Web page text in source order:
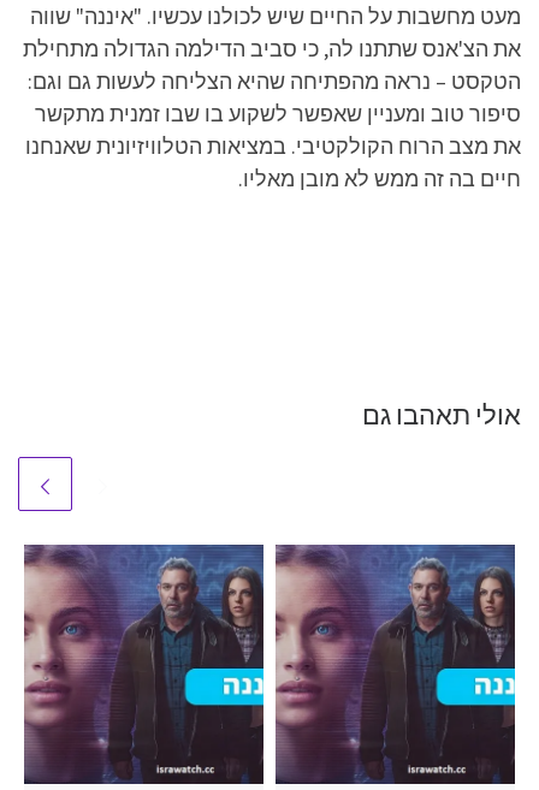
מעט מחשבות על החיים שיש לכולנו עכשיו. "איננה" שווה
את הצ'אנס שתתנו לה, כי סביב הדילמה הגדולה מתחילת
הטקסט – נראה מהפתיחה שהיא הצליחה לעשות גם וגם:
סיפור טוב ומעניין שאפשר לשקוע בו שבו זמנית מתקשר
את מצב הרוח הקולקטיבי. במציאות הטלוויזיונית שאנחנו
חיים בה זה ממש לא מובן מאליו.
אולי תאהבו גם